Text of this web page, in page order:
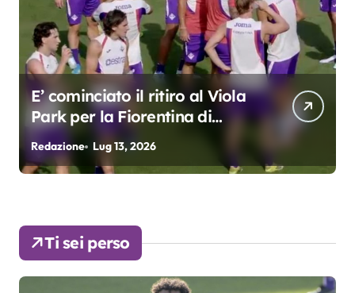
E’ cominciato il ritiro al Viola
Park per la Fiorentina di
Grosso
Redazione Lug 13, 2026
Ti sei perso